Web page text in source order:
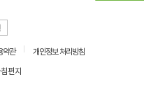
약관
개인정보 처리방침
편지